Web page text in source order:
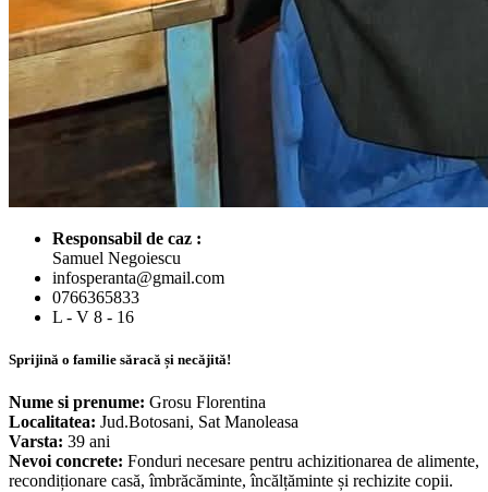
Responsabil de caz :
Samuel Negoiescu
infosperanta@gmail.com
0766365833
L - V 8 - 16
Sprijină o familie săracă și necăjită!
Nume si prenume: Grosu Florentina
Localitatea: Jud.Botosani, Sat Manoleasa
Varsta: 39 ani
Nevoi concrete: Fonduri necesare pentru achizitionarea de alimente,
recondiționare casă, îmbrăcăminte, încălțăminte și rechizite copii.